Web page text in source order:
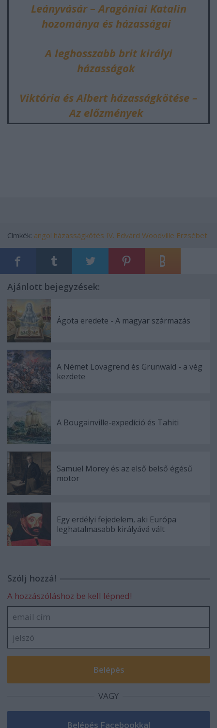
Leányvásár – Aragóniai Katalin
hozománya és házasságai
A leghosszabb brit királyi
házasságok
Viktória és Albert házasságkötése –
Az előzmények
Címkék: angol házasságkötés IV. Edvárd Woodville Erzsébet
Ajánlott bejegyzések:
Ágota eredete - A magyar származás
A Német Lovagrend és Grunwald - a vég
kezdete
A Bougainville-expedíció és Tahiti
Samuel Morey és az első belső égésű
motor
Egy erdélyi fejedelem, aki Európa
leghatalmasabb királyává vált
Szólj hozzá!
A hozzászóláshoz be kell lépned!
VAGY